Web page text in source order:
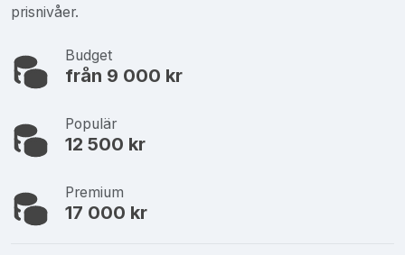
prisnivåer.
Budget
från 9 000 kr
Populär
12 500 kr
Premium
17 000 kr